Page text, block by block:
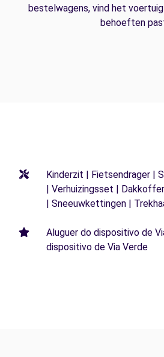
bestelwagens, vind het
behoeften
Kinderzit | Fietsendrager |
| Verhuizingsset |
| Sneeuwkettingen |
Aluguer do dispositivo de
dispositivo de Via Verde